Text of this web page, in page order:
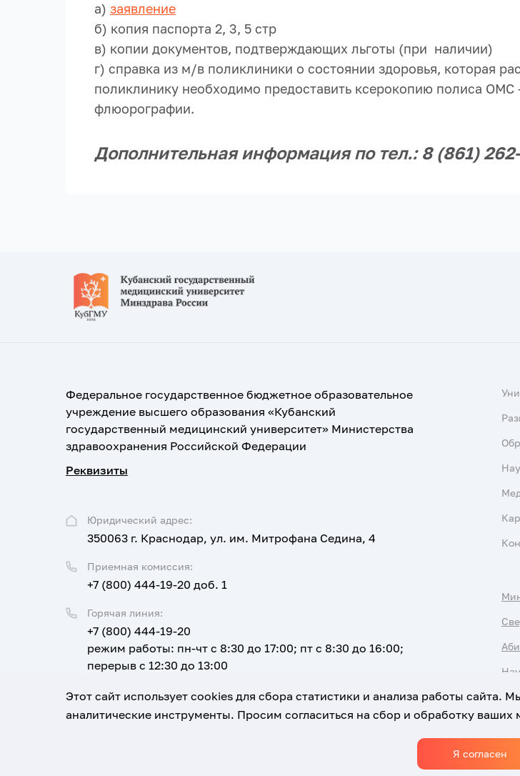
а) заявление
б) копия паспорта 2, 3, 5 стр
в) копии документов, подтверждающих льготы (при наличии)
г) справка из м/в поликлиники о состоянии здоровья, которая
поликлинику необходимо предоставить ксерокопию полиса ОМС
флюорографии.
Дополнительная информация по тел.: 8 (861)
Федеральное государственное бюджетное образовательное
учреждение высшего образования «Кубанский
государственный медицинский университет» Министерства
здравоохранения Российской Федерации
Реквизиты
Юридический адрес:
350063 г. Краснодар, ул. им. Митрофана Седина, 4
Приемная комиссия:
+7 (800) 444-19-20 доб. 1
Горячая линия:
+7 (800) 444-19-20
режим работы: пн-чт с 8:30 до 17:00; пт с 8:30 до 16:00;
перерыв с 12:30 до 13:00
Email:
corpus@ksma.ru
Политика
Этот сайт использует cookies для сбора статистики и анализа работы
аналитические инструменты. Просим согласиться на сбор и обработку
Я согласен